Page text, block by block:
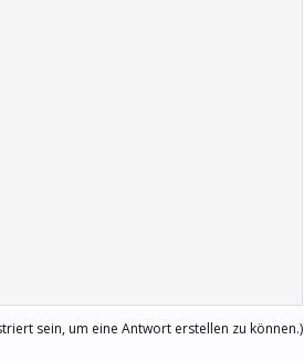
sein, um eine Antwort erstellen zu können.)